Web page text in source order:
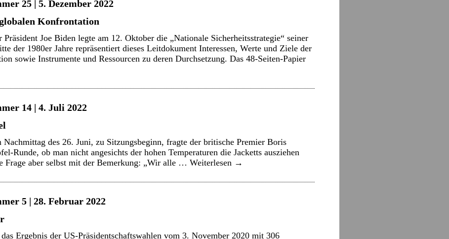
25 | 5. Dezember 2022
Konfrontation
Joe Biden legte am 12. Oktober die „Nationale Sicherheitsstrategie“ seiner
der 1980er Jahre repräsentiert dieses Leitdokument Interessen, Werte und Ziele der
sowie Instrumente und Ressourcen zu deren Durchsetzung. Das 48-Seiten-Papier
14 | 4. Juli 2022
des 26. Juni, zu Sitzungsbeginn, fragte der britische Premier Boris
Runde, ob man nicht angesichts der hohen Temperaturen die Jacketts ausziehen
Frage aber selbst mit der Bemerkung: „Wir alle … Weiterlesen →
5 | 28. Februar 2022
Ergebnis der US-Präsidentschaftswahlen vom 3. November 2020 mit 306